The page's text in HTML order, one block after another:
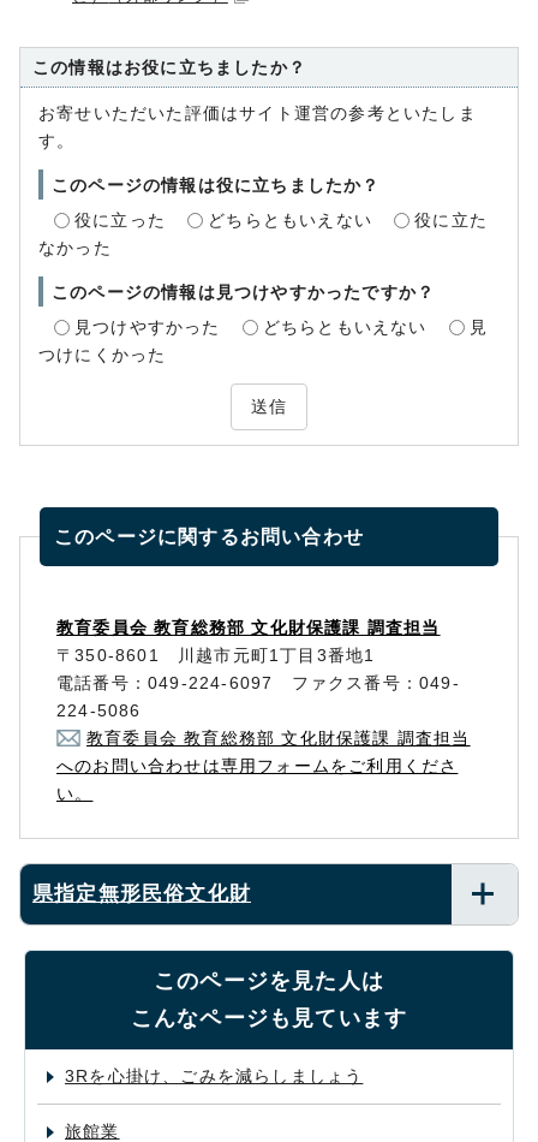
この情報はお役に立ちましたか？
お寄せいただいた評価はサイト運営の参考といたしま
す。
このページの情報は役に立ちましたか？
役に立った
どちらともいえない
役に立た
なかった
このページの情報は見つけやすかったですか？
見つけやすかった
どちらともいえない
見
つけにくかった
送信
このページに関するお問い合わせ
教育委員会 教育総務部 文化財保護課 調査担当
〒350-8601 川越市元町1丁目3番地1
電話番号：049-224-6097 ファクス番号：049-
224-5086
教育委員会 教育総務部 文化財保護課 調査担当
へのお問い合わせは専用フォームをご利用くださ
い。
県指定無形民俗文化財
このページを見た人は
こんなページも見ています
3Rを心掛け、ごみを減らしましょう
旅館業